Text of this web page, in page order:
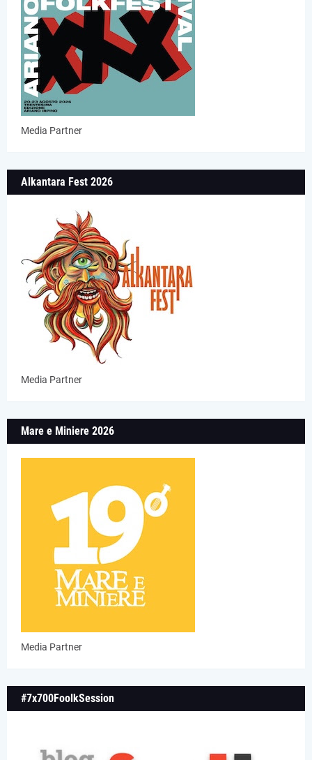
Media Partner
Alkantara Fest 2026
Media Partner
Mare e Miniere 2026
Media Partner
#7x700FoolkSession